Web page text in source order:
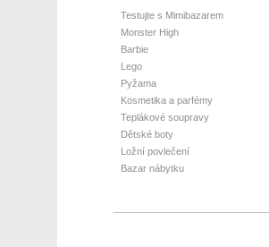
Testujte s Mimibazarem
Monster High
Barbie
Lego
Pyžama
Kosmetika a parfémy
Teplákové soupravy
Dětské boty
Ložní povlečení
Bazar nábytku